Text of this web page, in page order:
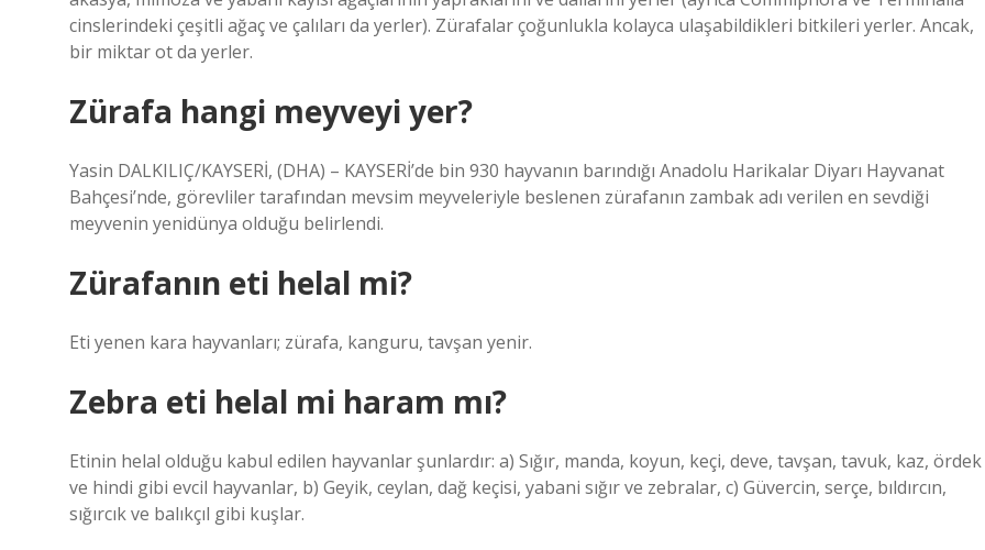
cinslerindeki çeşitli ağaç ve çalıları da yerler). Zürafalar çoğunlukla kolayca ulaşabildikleri bitkileri yerler. Ancak,
bir miktar ot da yerler.
Zürafa hangi meyveyi yer?
Yasin DALKILIÇ/KAYSERİ, (DHA) – KAYSERİ’de bin 930 hayvanın barındığı Anadolu Harikalar Diyarı Hayvanat
Bahçesi’nde, görevliler tarafından mevsim meyveleriyle beslenen zürafanın zambak adı verilen en sevdiği
meyvenin yenidünya olduğu belirlendi.
Zürafanın eti helal mi?
Eti yenen kara hayvanları; zürafa, kanguru, tavşan yenir.
Zebra eti helal mi haram mı?
Etinin helal olduğu kabul edilen hayvanlar şunlardır: a) Sığır, manda, koyun, keçi, deve, tavşan, tavuk, kaz, ördek
ve hindi gibi evcil hayvanlar, b) Geyik, ceylan, dağ keçisi, yabani sığır ve zebralar, c) Güvercin, serçe, bıldırcın,
sığırcık ve balıkçıl gibi kuşlar.